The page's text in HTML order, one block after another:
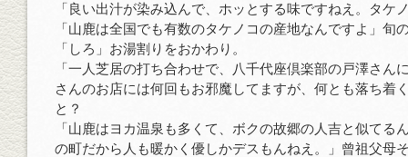
「良い出汁が染み込んで、ホッとする味ですねえ。タケ
「山鹿は全国でも有数のタケノコの産地なんですよ」旬
「しろ」お湯割りをおかわり。
「一人芝居の打ち合わせで、八千代座倶楽部の戸澤さん
さんのお店には何回もお邪魔してますが、何とも落ち着
と？
「山鹿はヨカ温泉も多くて、ボクの故郷の人吉と似てる
の町だから人も暖かく優しかデスもんねえ。」曾祖父母